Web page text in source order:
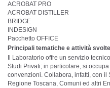
ACROBAT PRO
ACROBAT DISTILLER
BRIDGE
INDESIGN
Pacchetto OFFICE
Principali tematiche e attività svolte
Il Laboratorio offre un servizio
Studi Privati; in particolare, si
convenzioni. Collabora, infatti, con
Regione Toscana, Comuni ed altri